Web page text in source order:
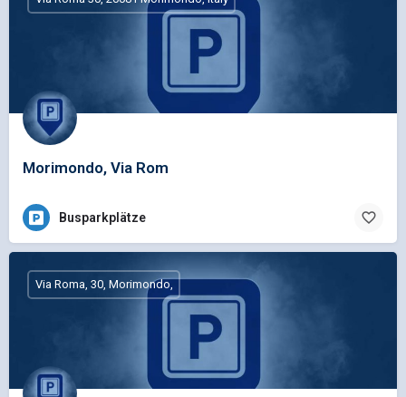
Morimondo, Via Rom
Busparkplätze
Via Roma, 30, Morimondo,